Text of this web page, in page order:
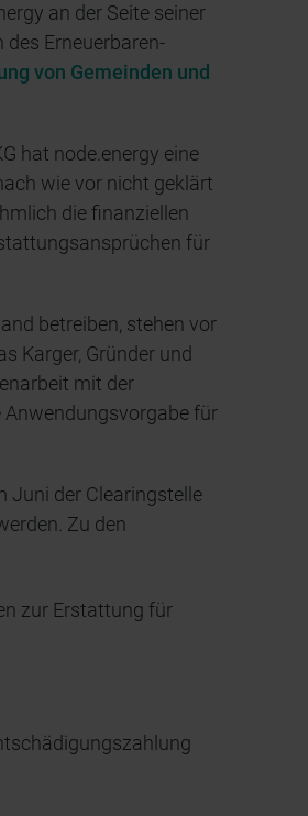
GmbH. Sie machte
und
liegt in der
an der Seite seiner
Erneuerbaren-
von Gemeinden und
hat node.energy eine
wie vor nicht geklärt
die finanziellen
für
betreiben, stehen vor
Karger, Gründer und
mit der
Anwendungsvorgabe für
Juni der Clearingstelle
Zu den
zur Erstattung für